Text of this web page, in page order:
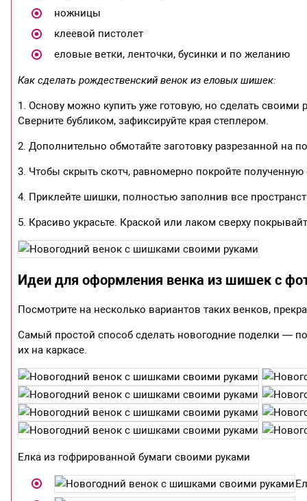
ножницы
клеевой пистолет
еловые ветки, ленточки, бусинки и по желанию
Как сделать рождественский венок из еловых шишек:
1. Основу можно купить уже готовую, но сделать своими
Сверните бубликом, зафиксируйте края степлером.
2. Дополнительно обмотайте заготовку разрезанной на
3. Чтобы скрыть скотч, равномерно покройте
4. Приклейте шишки, полностью заполнив все
5. Красиво украсьте. Краской или лаком сверху
Идеи для оформления венка из шишек с
Посмотрите на несколько вариантов таких венков,
Самый простой способ сделать новогодние поделки —
их на каркасе.
Елка из гофрированной бумаги своими руками